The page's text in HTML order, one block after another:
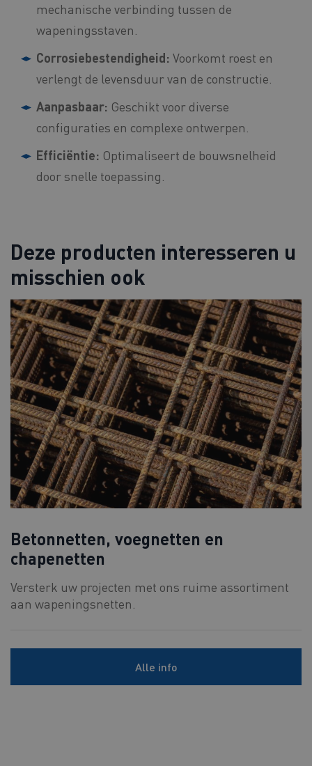
mechanische verbinding tussen de
wapeningsstaven.
Corrosiebestendigheid: Voorkomt roest en
verlengt de levensduur van de constructie.
Aanpasbaar: Geschikt voor diverse
configuraties en complexe ontwerpen.
Efficiëntie: Optimaliseert de bouwsnelheid
door snelle toepassing.
Deze producten interesseren u
misschien ook
Betonnetten, voegnetten en
chapenetten
Versterk uw projecten met ons ruime assortiment
aan wapeningsnetten.
Alle info